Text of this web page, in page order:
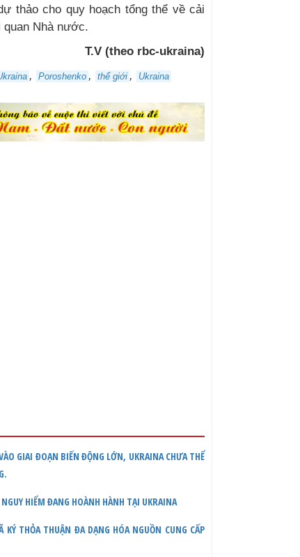
thảo cho quy hoạch tổng thể về cải
Nhà nước.
T.V (theo rbc-ukraina)
, Poroshenko , thế giới , Ukraina
GIAI ĐOẠN BIẾN ĐỘNG LỚN, UKRAINA CHƯA THỂ
HIỂM ĐANG HOÀNH HÀNH TẠI UKRAINA
THỎA THUẬN ĐA DẠNG HÓA NGUỒN CUNG CẤP